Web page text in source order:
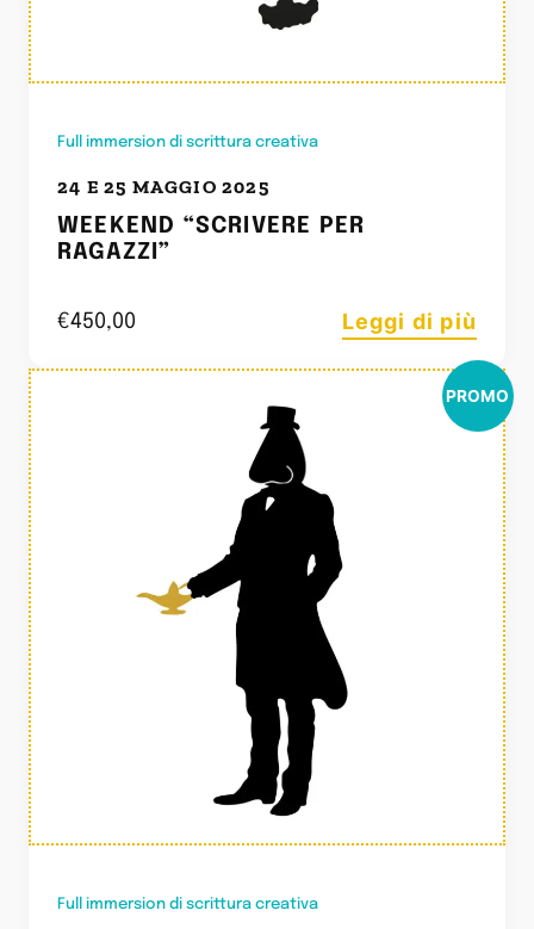
Full immersion di scrittura creativa
24 E 25 MAGGIO 2025
WEEKEND “SCRIVERE PER
RAGAZZI”
€450,00 Leggi di più
PROMO
Full immersion di scrittura creativa